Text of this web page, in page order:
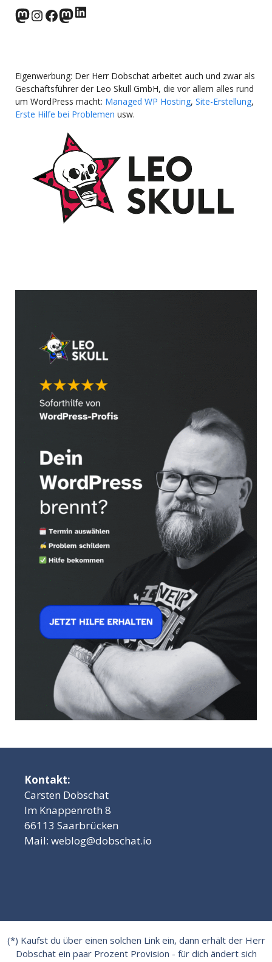
norden.social
Instagram
Facebook
wp-punks.social
LinkedIn
Eigenwerbung: Der Herr Dobschat arbeitet auch und zwar als
Geschäftsführer der Leo Skull GmbH, die vor allem alles rund
um WordPress macht: Managed WP Hosting, Site-Erstellung,
Erste Hilfe bei Problemen usw.
Kontakt:
Carsten Dobschat
Im Knappenroth 8
66113 Saarbrücken
Mail: weblog@dobschat.io
(*) Kaufst du über einen solchen Link ein, dann erhält der Herr
Dobschat ein paar Prozent Provision - für dich ändert sich